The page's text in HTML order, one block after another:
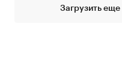
Загрузить еще